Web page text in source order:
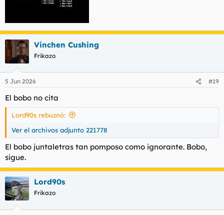
Vinchen Cushing
Frikazo
5 Jun 2026 #19
El bobo no cita
Lord90s rebuznó:
Ver el archivos adjunto 221778
El bobo juntaletras tan pomposo como ignorante. Bobo,
sigue.
Lord90s
Frikazo